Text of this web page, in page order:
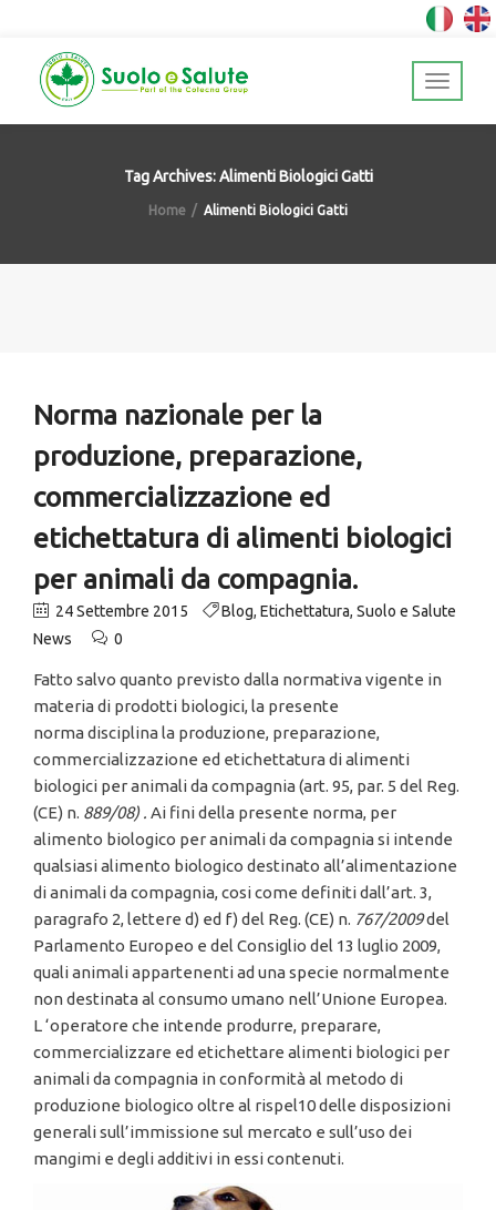
Tag Archives: Alimenti Biologici Gatti
Home Alimenti Biologici Gatti
Norma nazionale per la
produzione, preparazione,
commercializzazione ed
etichettatura di alimenti biologici
per animali da compagnia.
24 Settembre 2015 Blog, Etichettatura, Suolo e Salute
News
0
Fatto salvo quanto previsto dalla normativa vigente in
materia di prodotti biologici, la presente
norma disciplina la produzione, preparazione,
commercializzazione ed etichettatura di alimenti
biologici per animali da compagnia (art. 95, par. 5 del Reg.
(CE) n. 889/08) . Ai fini della presente norma, per
alimento biologico per animali da compagnia si intende
qualsiasi alimento biologico destinato all’alimentazione
di animali da compagnia, cosi come definiti dall’art. 3,
paragrafo 2, lettere d) ed f) del Reg. (CE) n. 767/2009del
Parlamento Europeo e del Consiglio del 13 luglio 2009,
quali animali appartenenti ad una specie normalmente
non destinata al consumo umano nell’Unione Europea.
L ‘operatore che intende produrre, preparare,
commercializzare ed etichettare alimenti biologici per
animali da compagnia in conformità al metodo di
produzione biologico oltre al rispel10 delle disposizioni
generali sull’immissione sul mercato e sull’uso dei
mangimi e degli additivi in essi contenuti.